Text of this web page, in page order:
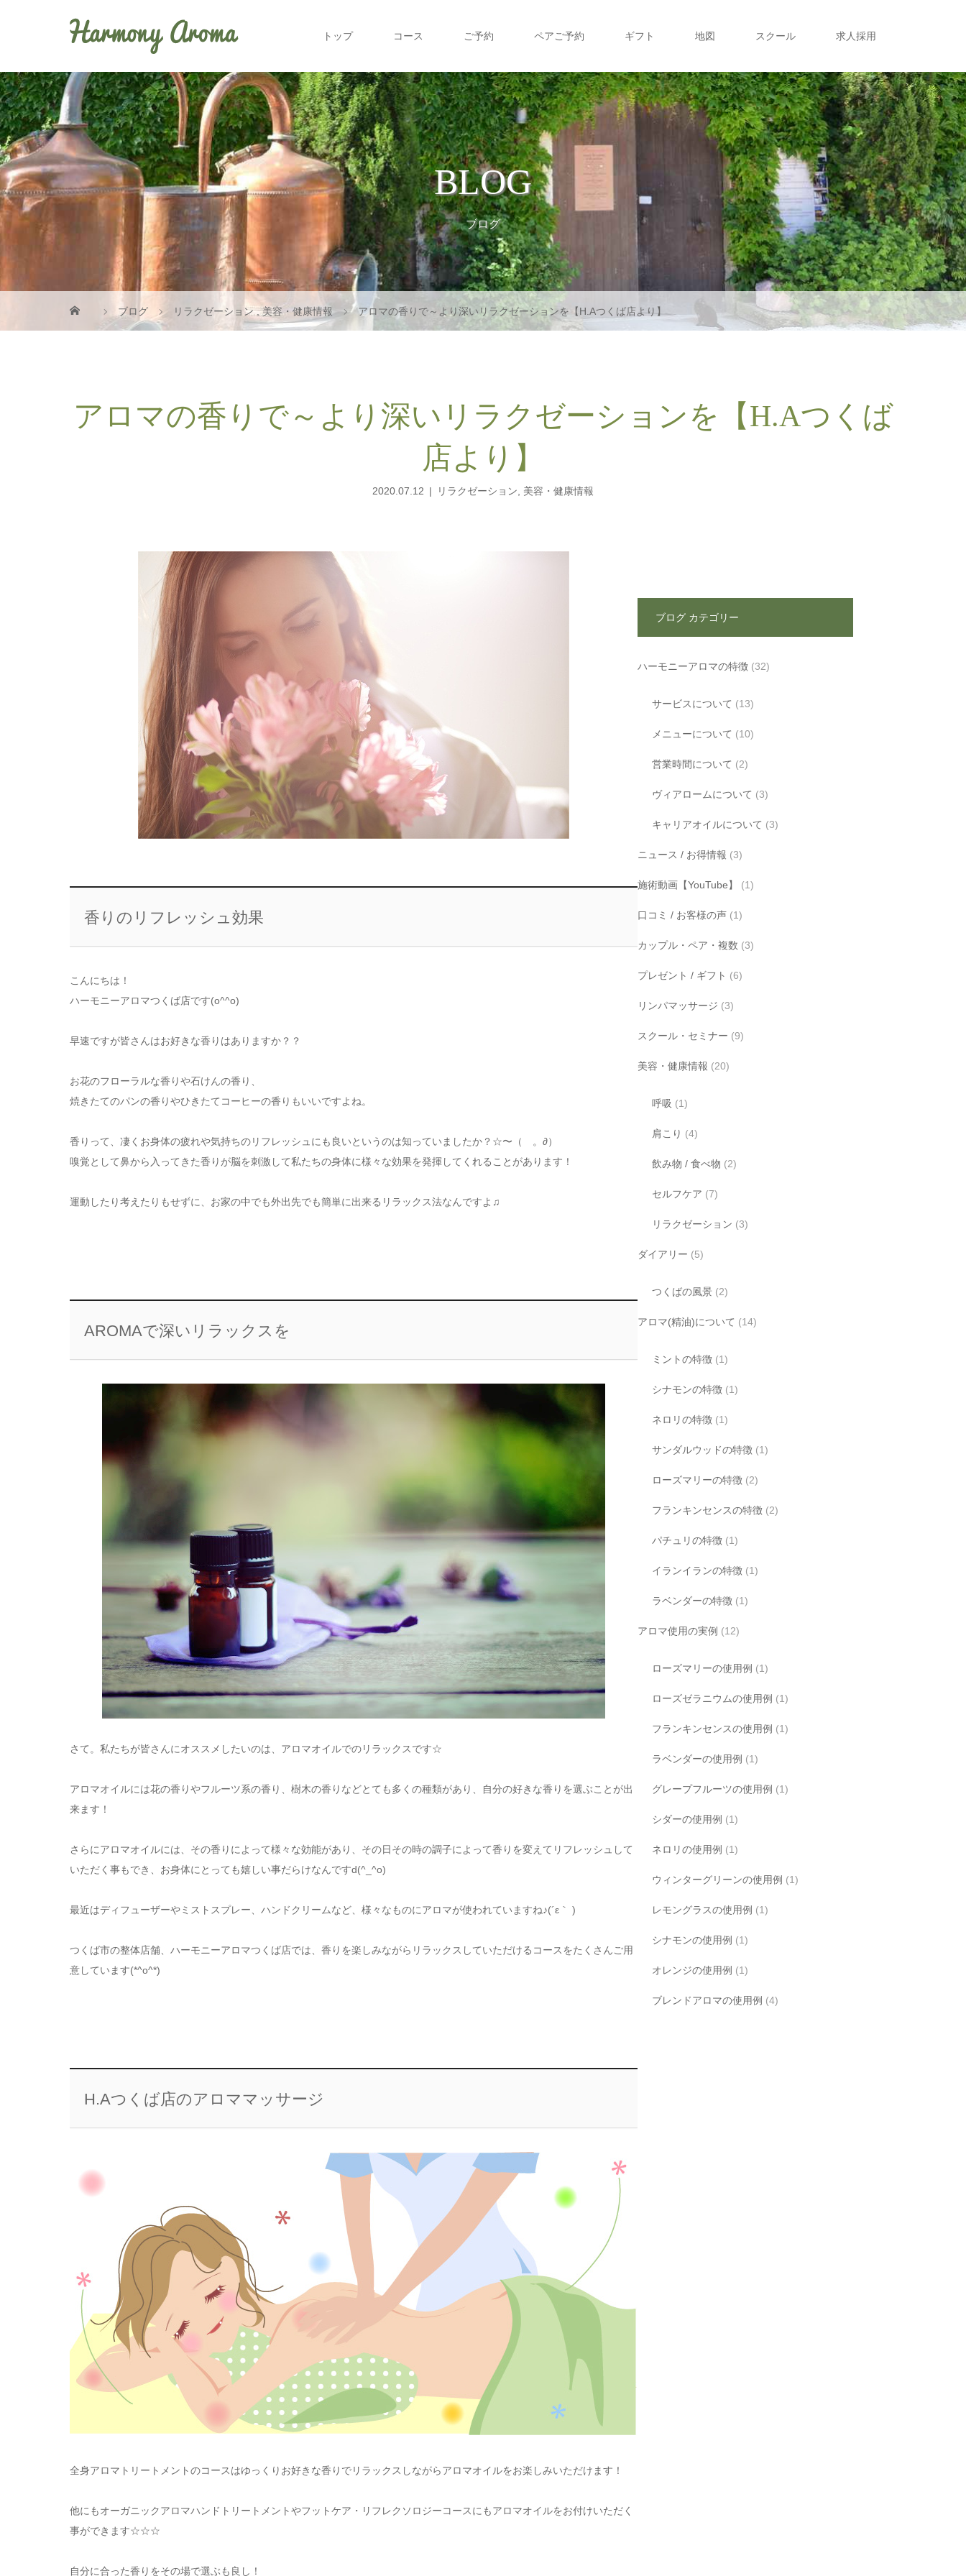
トップ コース ご予約 ペアご予約 ギフト 地図 スクール 求人採用
BLOG
ブログ
ブログ リラクゼーション ,美容・健康情報 アロマの香りで～より深いリラクゼーションを【H.Aつくば店より】
アロマの香りで～より深いリラクゼーションを【H.Aつくば
店より】
2020.07.12 リラクゼーション 美容・健康情報
香りのリフレッシュ効果
こんにちは！
ハーモニーアロマつくば店です(o^^o)
早速ですが皆さんはお好きな香りはありますか？？
お花のフローラルな香りや石けんの香り、
焼きたてのパンの香りやひきたてコーヒーの香りもいいですよね。
香りって、凄くお身体の疲れや気持ちのリフレッシュにも良いというのは知っていましたか？☆〜（ゝ。∂）
嗅覚として鼻から入ってきた香りが脳を刺激して私たちの身体に様々な効果を発揮してくれることがあります！
運動したり考えたりもせずに、お家の中でも外出先でも簡単に出来るリラックス法なんですよ♫
AROMAで深いリラックスを
さて。私たちが皆さんにオススメしたいのは、アロマオイルでのリラックスです☆
アロマオイルには花の香りやフルーツ系の香り、樹木の香りなどとても多くの種類があり、自分の好きな香りを選ぶことが出
来ます！
さらにアロマオイルには、その香りによって様々な効能があり、その日その時の調子によって香りを変えてリフレッシュして
いただく事もでき、お身体にとっても嬉しい事だらけなんですd(^_^o)
最近はディフューザーやミストスプレー、ハンドクリームなど、様々なものにアロマが使われていますね♪(´ε｀ )
つくば市の整体店舗、ハーモニーアロマつくば店では、香りを楽しみながらリラックスしていただけるコースをたくさんご用
意しています(*^o^*)
H.Aつくば店のアロママッサージ
全身アロマトリートメントのコースはゆっくりお好きな香りでリラックスしながらアロマオイルをお楽しみいただけます！
他にもオーガニックアロマハンドトリートメントやフットケア・リフレクソロジーコースにもアロマオイルをお付けいただく
事ができます☆☆☆
自分に合った香りをその場で選ぶも良し！
ブログ カテゴリー
ハーモニーアロマの特徴(32)
サービスについて (13)
メニューについて (10)
営業時間について (2)
ヴィアロームについて (3)
キャリアオイルについて (3)
ニュース / お得情報 (3)
施術動画【YouTube】 (1)
口コミ / お客様の声(1)
カップル・ペア・複数 (3)
プレゼント / ギフト (6)
リンパマッサージ (3)
スクール・セミナー (9)
美容・健康情報 (20)
呼吸 (1)
肩こり (4)
飲み物 / 食べ物 (2)
セルフケア (7)
リラクゼーション (3)
ダイアリー (5)
つくばの風景(2)
アロマ(精油)について (14)
ミントの特徴(1)
シナモンの特徴(1)
ネロリの特徴(1)
サンダルウッドの特徴(1)
ローズマリーの特徴(2)
フランキンセンスの特徴(2)
パチュリの特徴(1)
イランイランの特徴(1)
ラベンダーの特徴(1)
アロマ使用の実例 (12)
ローズマリーの使用例 (1)
ローズゼラニウムの使用例 (1)
フランキンセンスの使用例 (1)
ラベンダーの使用例 (1)
グレープフルーツの使用例 (1)
シダーの使用例 (1)
ネロリの使用例 (1)
ウィンターグリーンの使用例 (1)
レモングラスの使用例 (1)
シナモンの使用例 (1)
オレンジの使用例 (1)
ブレンドアロマの使用例 (4)